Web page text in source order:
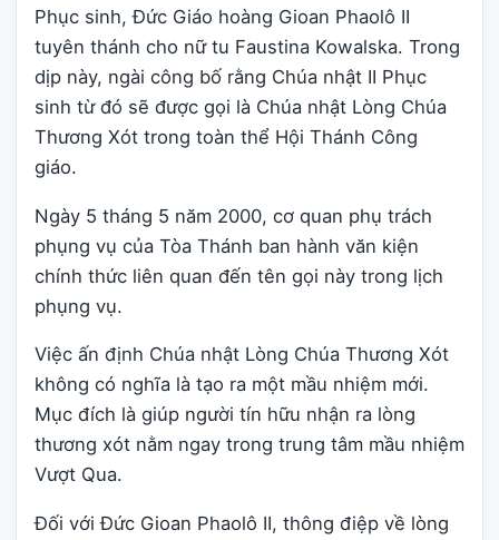
Phục sinh, Đức Giáo hoàng Gioan Phaolô II
tuyên thánh cho nữ tu Faustina Kowalska. Trong
dịp này, ngài công bố rằng Chúa nhật II Phục
sinh từ đó sẽ được gọi là Chúa nhật Lòng Chúa
Thương Xót trong toàn thể Hội Thánh Công
giáo.
Ngày 5 tháng 5 năm 2000, cơ quan phụ trách
phụng vụ của Tòa Thánh ban hành văn kiện
chính thức liên quan đến tên gọi này trong lịch
phụng vụ.
Việc ấn định Chúa nhật Lòng Chúa Thương Xót
không có nghĩa là tạo ra một mầu nhiệm mới.
Mục đích là giúp người tín hữu nhận ra lòng
thương xót nằm ngay trong trung tâm mầu nhiệm
Vượt Qua.
Đối với Đức Gioan Phaolô II, thông điệp về lòng